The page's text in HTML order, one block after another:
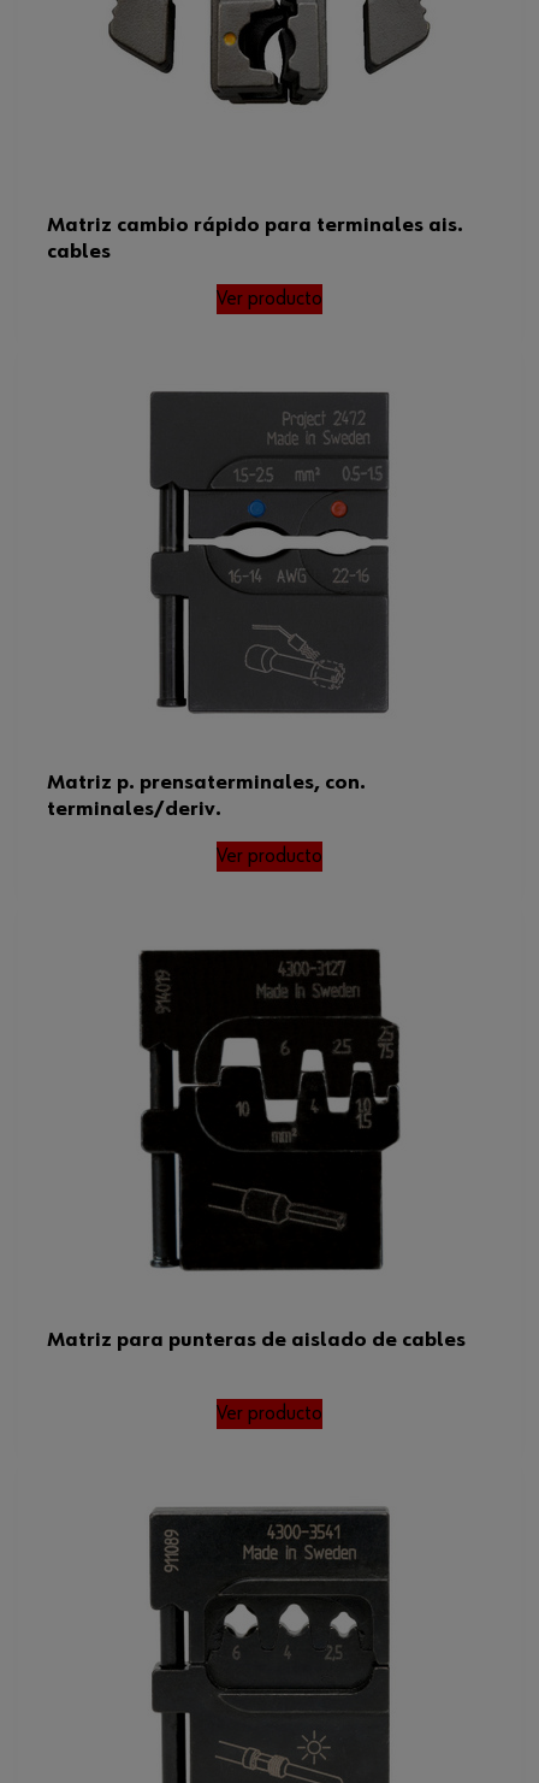
Matriz cambio rápido para terminales ais.
cables
Ver producto
Matriz p. prensaterminales, con.
terminales/deriv.
Ver producto
Matriz para punteras de aislado de cables
Ver producto